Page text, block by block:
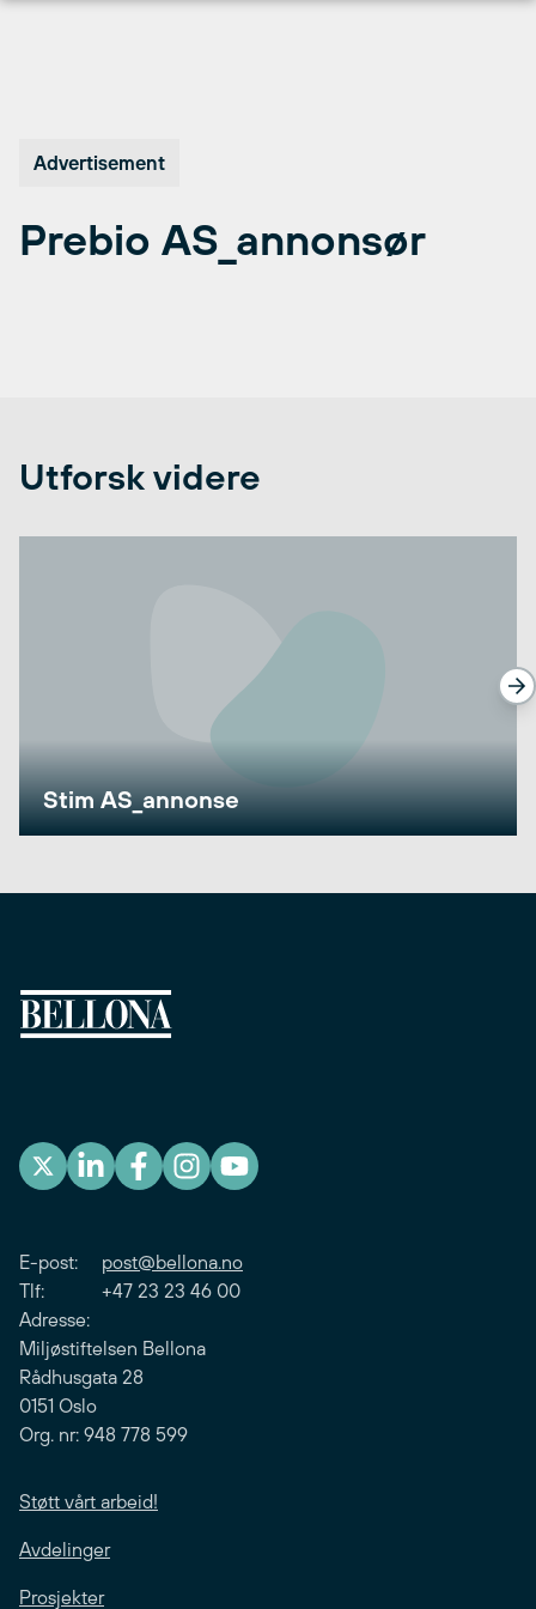
Advertisement
Prebio AS_annonsør
Utforsk videre
Stim AS_annonse
E-post: post@bellona.no
Tlf: +47 23 23 46 00
Adresse:
Miljøstiftelsen Bellona
Rådhusgata 28
0151 Oslo
Org. nr: 948 778 599
Støtt vårt arbeid!
Avdelinger
Prosjekter